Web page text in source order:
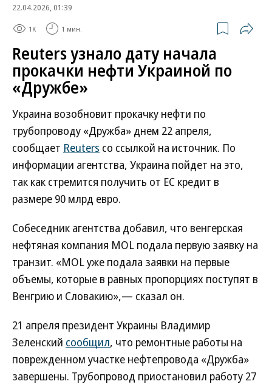
22.04.2026, 01:39
1K 1 мин.
Reuters узнало дату начала
прокачки нефти Украиной по
«Дружбе»
Украина возобновит прокачку нефти по
трубопроводу «Дружба» днем 22 апреля,
сообщает Reuters со ссылкой на источник. По
информации агентства, Украина пойдет на это,
так как стремится получить от ЕС кредит в
размере 90 млрд евро.
Собеседник агентства добавил, что венгерская
нефтяная компания MOL подала первую заявку на
транзит. «MOL уже подала заявки на первые
объемы, которые в равных пропорциях поступят в
Венгрию и Словакию»,— сказал он.
21 апреля президент Украины Владимир
Зеленский сообщил, что ремонтные работы на
поврежденном участке нефтепровода «Дружба»
завершены. Трубопровод приостановил работу 27